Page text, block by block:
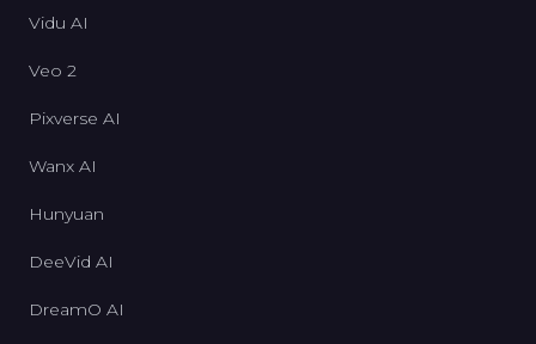
Vidu AI
Veo 2
Pixverse AI
Wanx AI
Hunyuan
DeeVid AI
DreamO AI